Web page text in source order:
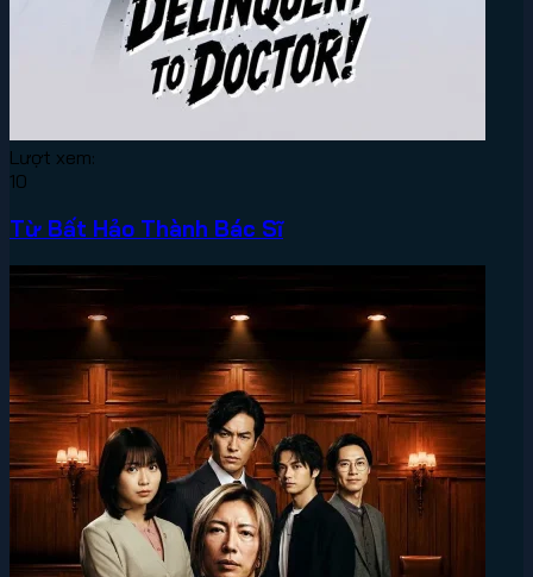
Lượt xem:
10
Từ Bất Hảo Thành Bác Sĩ